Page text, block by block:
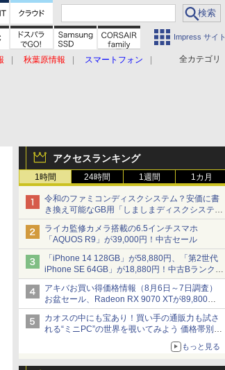
Impress サイト
全カテゴリ
秋葉原情報
スマートフォン
アクセスランキング
1時間 24時間 1週間 1カ月
令和のファミコンディスクシステム？安価に書
き換え可能なGB用「しましまディスクシステ
ム」
ライカ監修カメラ搭載の6.5インチスマホ
「AQUOS R9」が39,000円！中古セール
「iPhone 14 128GB」が58,880円、「第2世代
iPhone SE 64GB」が18,880円！中古Bランク品
セール
アキバお買い得価格情報（8月6日～7日調査）
お盆セール、Radeon RX 9070 XTが89,800
円、水平周波数24.8kHz対応の17型モニターが
9,801円、暑さ指数連動セール ほか
カオスの中にも宝あり！買い手の通販力も試さ
れる“ミニPC”の世界を覗いてみよう 価格帯別に
仕様や特徴を整理、11製品をピックアップ text
もっと見る